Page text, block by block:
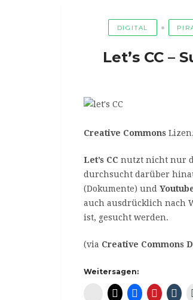
DIGITAL
Let’s CC –
Creative Commons
Let’s CC nutzt nicht nur
durchsucht darüber
(Dokumente) und
auch ausdrücklich nach
ist, gesucht werden.
(via Creative Commons
Weitersagen:
Diaspora*